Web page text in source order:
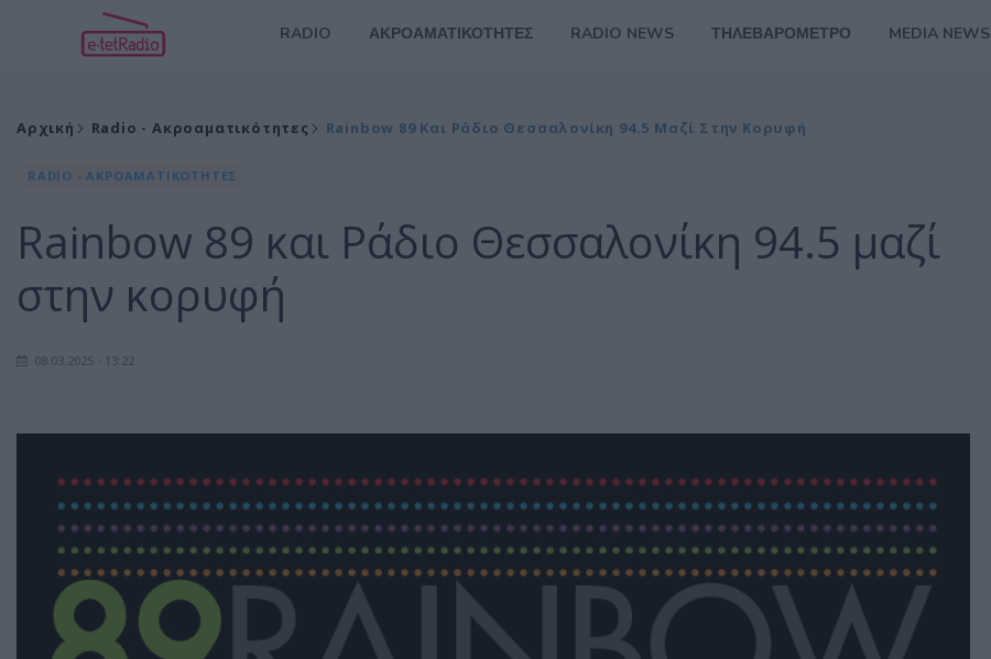
RADIO ΑΚΡΟΑΜΑΤΙΚΟΤΗΤΕΣ RADIO NEWS ΤΗΛΕΒΑΡΟΜΕΤΡΟ MEDIA NEWS
Αρχική Radio - Ακροαματικότητες Rainbow 89 Και Ράδιο Θεσσαλονίκη 94.5 Μαζί Στην Κορυφή
RADIO - ΑΚΡΟΑΜΑΤΙΚΟΤΗΤΕΣ
Rainbow 89 και Ράδιο Θεσσαλονίκη 94.5 μαζί
στην κορυφή
08.03.2025 - 13:22